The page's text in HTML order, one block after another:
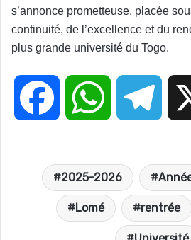
s’annonce prometteuse, placée
continuité, de l’excellence et du
plus grande université du Togo.
c a l
e
2025-2026
Lomé rentrée